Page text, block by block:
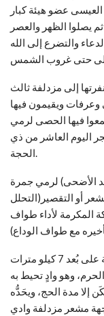
عضو هيئة كبار
ثم يصلوا الظهر والعصر
والتضرع إلى الله
إلى مزدلفة ثالث
ويقيمون فيها
فيها الحصى لرمي
اليوم العاشر من ذي
الحجة.
الأضحى) لرمي جمرة
أو التقصير(التحلل
المكرمة لأداء طواف
ويقع مشعر « منى » بين مكة المكرمة ومزدلفة على بُعد 7 كيلو مترات
وهو وادٍ تحيط به
إلا مدة الحج، ويحَدُّه
مشعر مزدلفة وادي